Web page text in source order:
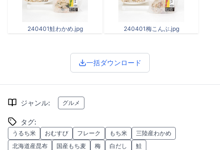
240401鮭わかめ.jpg 240401梅こんぶ.jpg
一括ダウンロード
ジャンル: グルメ
タグ:
うるち米 おむすび フレーク もち米
三陸産わかめ
北海道産昆布
国産もち麦 梅 白だし 鮭